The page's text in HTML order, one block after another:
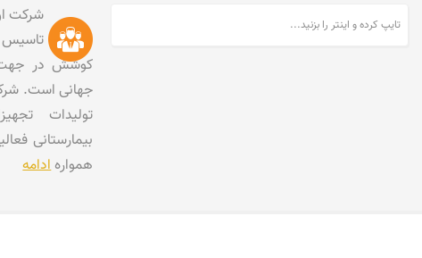
کوشش در جهت
جهانی است.
تولیدات
بیمارستانی
هموارهادامه